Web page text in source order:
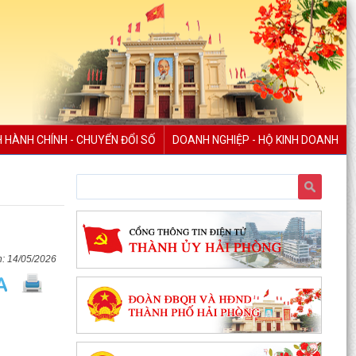
HÀNH CHÍNH - CHUYỂN ĐỔI SỐ DOANH NGHIỆP - HỘ KINH DOANH
14/05/2026
chức, người lao...
Thông báo về việc đình chỉ lưu hành lưu hành,
thu hồi và tiêu huỷ mỹ phẩm không đạt chất
lượng
Thông báo Lịch tiếp công dân của Chủ tịch Ủy
ban nhân dân xã An Lão tháng 8 năm 2026
ĐOÀN KIỂM TRA LIÊN NGÀNH XÃ AN LÃO KIỂM
TRA CÔNG TÁC BẢO ĐẢM AN TOÀN THỰC
PHẨM TẠI CÁC CƠ SỞ SẢN...
Đảng ủy - HĐND - UBND - Ủy ban MTTQ Việt
Nam xã An Lão dâng hương tri ân các anh hùng
liệt sĩ
ĐỒNG CHÍ LÊ VĂN HUY PHÓ CHỦ TỊCH UBND XÃ